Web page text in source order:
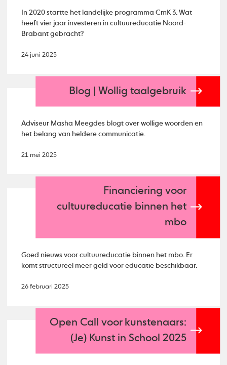
In 2020 startte het landelijke programma CmK 3. Wat
heeft vier jaar investeren in cultuureducatie Noord-
Brabant gebracht?
24 juni 2025
Blog | Wollig taalgebruik
Adviseur Masha Meegdes blogt over wollige woorden en
het belang van heldere communicatie.
21 mei 2025
Financiering voor
cultuureducatie binnen het
mbo
Goed nieuws voor cultuureducatie binnen het mbo. Er
komt structureel meer geld voor educatie beschikbaar.
26 februari 2025
Open Call voor kunstenaars:
(Je) Kunst in School 2025